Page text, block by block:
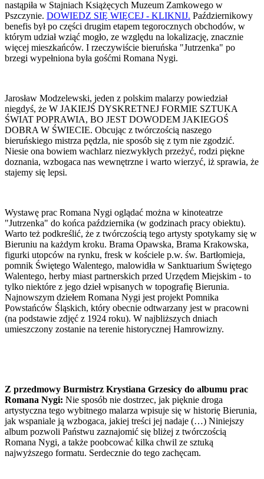
nastąpiła w Stajniach Książęcych Muzeum Zamkowego w
Pszczynie. DOWIEDZ SIĘ WIĘCEJ - KLIKNIJ. Październikowy
benefis był po części drugim etapem tegorocznych obchodów, w
którym udział wziąć mogło, ze względu na lokalizację, znacznie
więcej mieszkańców. I rzeczywiście bieruńska "Jutrzenka" po
brzegi wypełniona była gośćmi Romana Nygi.
Jarosław Modzelewski, jeden z polskim malarzy powiedział
niegdyś, że W JAKIEJŚ DYSKRETNEJ FORMIE SZTUKA
ŚWIAT POPRAWIA, BO JEST DOWODEM JAKIEGOŚ
DOBRA W ŚWIECIE. Obcując z twórczością naszego
bieruńskiego mistrza pędzla, nie sposób się z tym nie zgodzić.
Niesie ona bowiem wachlarz niezwykłych przeżyć, rodzi piękne
doznania, wzbogaca nas wewnętrzne i warto wierzyć, iż sprawia, że
stajemy się lepsi.
Wystawę prac Romana Nygi oglądać można w kinoteatrze
"Jutrzenka" do końca października (w godzinach pracy obiektu).
Warto też podkreślić, że z twórczością tego artysty spotykamy się w
Bieruniu na każdym kroku. Brama Opawska, Brama Krakowska,
figurki utopców na rynku, fresk w kościele p.w. św. Bartłomieja,
pomnik Świętego Walentego, malowidła w Sanktuarium Świętego
Walentego, herby miast partnerskich przed Urzędem Miejskim - to
tylko niektóre z jego dzieł wpisanych w topografię Bierunia.
Najnowszym dziełem Romana Nygi jest projekt Pomnika
Powstańców Śląskich, który obecnie odtwarzany jest w pracowni
(na podstawie zdjęć z 1924 roku). W najbliższych dniach
umieszczony zostanie na terenie historycznej Hamrowizny.
Z przedmowy Burmistrz Krystiana Grzesicy do albumu prac
Romana Nygi: Nie sposób nie dostrzec, jak pięknie droga
artystyczna tego wybitnego malarza wpisuje się w historię Bierunia,
jak wspaniale ją wzbogaca, jakiej treści jej nadaje (…) Niniejszy
album pozwoli Państwu zaznajomić się bliżej z twórczością
Romana Nygi, a także poobcować kilka chwil ze sztuką
najwyższego formatu. Serdecznie do tego zachęcam.